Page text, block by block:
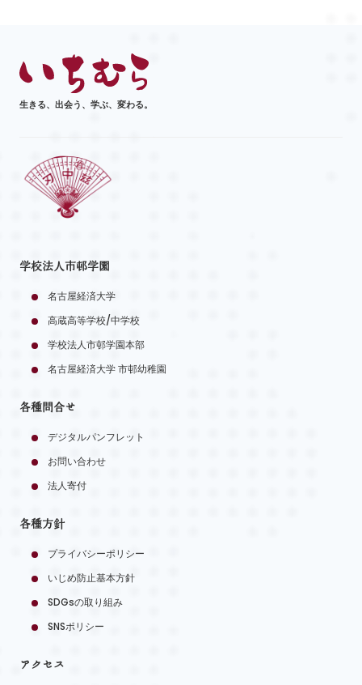
生きる、出会う、学ぶ、変わる。
学校法人市邨学園
名古屋経済大学
高蔵高等学校/中学校
学校法人市邨学園本部
名古屋経済大学 市邨幼稚園
各種問合せ
デジタルパンフレット
お問い合わせ
法人寄付
各種方針
プライバシーポリシー
いじめ防止基本方針
SDGsの取り組み
SNSポリシー
アクセス